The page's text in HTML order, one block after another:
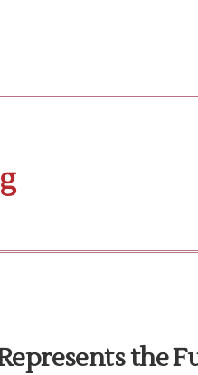
Represents the